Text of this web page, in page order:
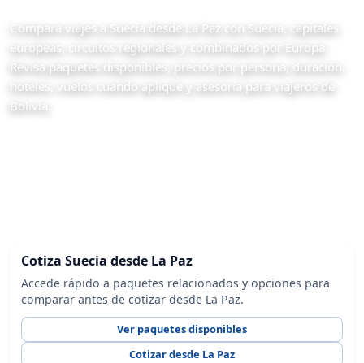
Compara viajes a Suecia desde La Paz con Suecia, capitales
europeas, circuitos regionales y combinados por Europa.
Revisa paquetes disponibles, precios por persona, duración,
hoteles, vuelos cuando aplique y asesoría para viajeros de
Bolivia.
Cotiza Suecia desde La Paz
Accede rápido a paquetes relacionados y opciones para
comparar antes de cotizar desde La Paz.
Ver paquetes disponibles
Cotizar desde La Paz